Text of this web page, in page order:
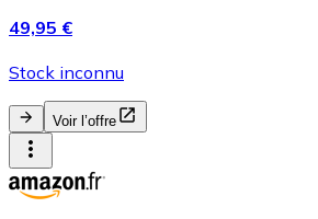
49,95 €
Stock inconnu
Voir l’offre